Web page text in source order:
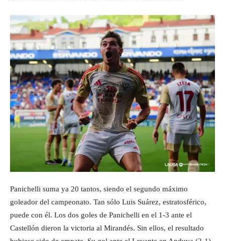
Panichelli suma ya 20 tantos, siendo el segundo máximo
goleador del campeonato. Tan sólo Luis Suárez, estratosférico,
puede con él. Los dos goles de Panichelli en el 1-3 ante el
Castellón dieron la victoria al Mirandés. Sin ellos, el resultado